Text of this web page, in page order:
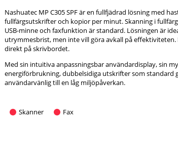
Nashuatec MP C305 SPF är en fullfjädrad lösning med
fullfärgsutskrifter och kopior per minut. Skanning i
USB-minne och faxfunktion är standard. Lösningen är
utrymmesbrist, men inte vill göra avkall på effektiviteten.
direkt på skrivbordet.
Med sin intuitiva anpassningsbar användardisplay, sin
energiförbrukning, dubbelsidiga utskrifter som standard
användarvänlig till en låg miljöpåverkan.
Skanner Fax